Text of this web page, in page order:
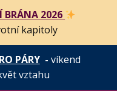
BRÁNA 2026
kapitoly
PÁRY- víkend
vztahu